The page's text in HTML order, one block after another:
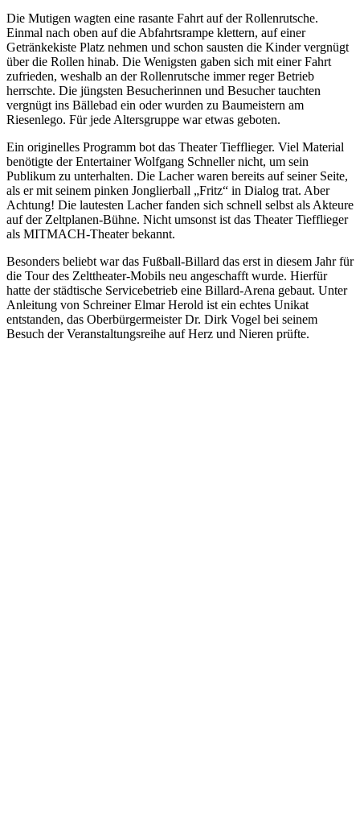
Die Mutigen wagten eine rasante Fahrt auf der Rollenrutsche.
Einmal nach oben auf die Abfahrtsrampe klettern, auf einer
Getränkekiste Platz nehmen und schon sausten die Kinder vergnügt
über die Rollen hinab. Die Wenigsten gaben sich mit einer Fahrt
zufrieden, weshalb an der Rollenrutsche immer reger Betrieb
herrschte. Die jüngsten Besucherinnen und Besucher tauchten
vergnügt ins Bällebad ein oder wurden zu Baumeistern am
Riesenlego. Für jede Altersgruppe war etwas geboten.
Ein originelles Programm bot das Theater Tiefflieger. Viel Material
benötigte der Entertainer Wolfgang Schneller nicht, um sein
Publikum zu unterhalten. Die Lacher waren bereits auf seiner Seite,
als er mit seinem pinken Jonglierball „Fritz“ in Dialog trat. Aber
Achtung! Die lautesten Lacher fanden sich schnell selbst als Akteure
auf der Zeltplanen-Bühne. Nicht umsonst ist das Theater Tiefflieger
als MITMACH-Theater bekannt.
Besonders beliebt war das Fußball-Billard das erst in diesem Jahr für
die Tour des Zelttheater-Mobils neu angeschafft wurde. Hierfür
hatte der städtische Servicebetrieb eine Billard-Arena gebaut. Unter
Anleitung von Schreiner Elmar Herold ist ein echtes Unikat
entstanden, das Oberbürgermeister Dr. Dirk Vogel bei seinem
Besuch der Veranstaltungsreihe auf Herz und Nieren prüfte.